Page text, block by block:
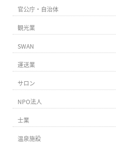
官公庁・自治体
観光業
SWAN
運送業
サロン
NPO法人
士業
温泉施設